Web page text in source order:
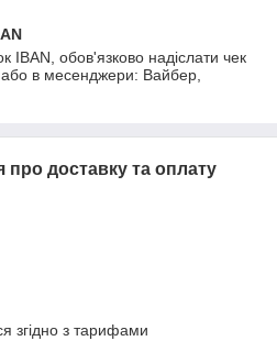
IBAN, обов'язково надіслати чек
або в месенджери: Вайбер,
про доставку та оплату
згідно з тарифами